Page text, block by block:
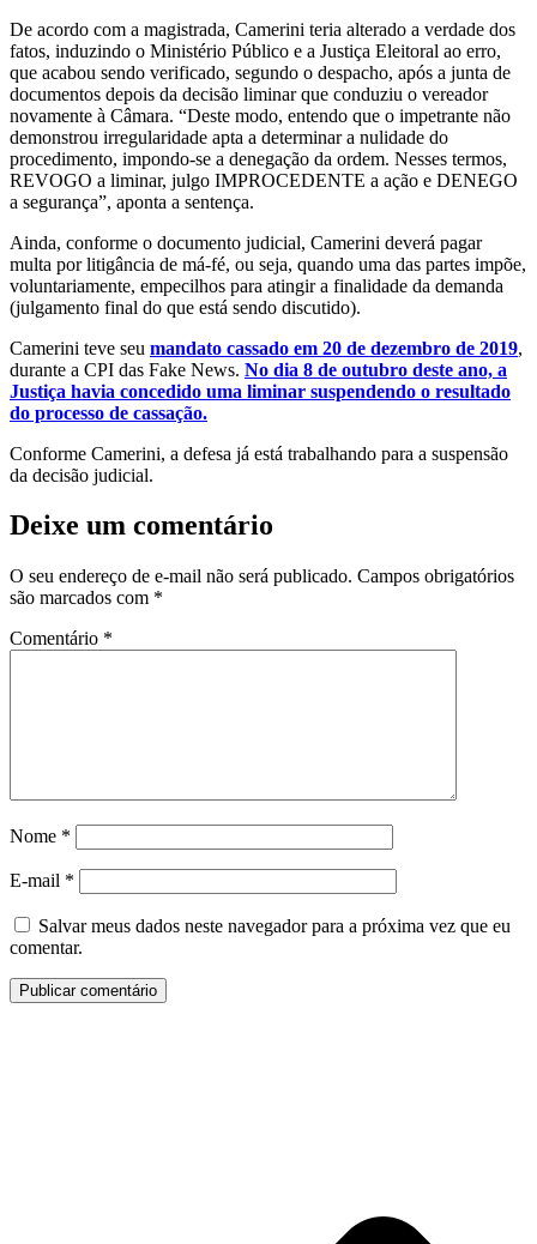
De acordo com a magistrada, Camerini teria alterado a verdade dos
fatos, induzindo o Ministério Público e a Justiça Eleitoral ao erro,
que acabou sendo verificado, segundo o despacho, após a junta de
documentos depois da decisão liminar que conduziu o vereador
novamente à Câmara. “Deste modo, entendo que o impetrante não
demonstrou irregularidade apta a determinar a nulidade do
procedimento, impondo-se a denegação da ordem. Nesses termos,
REVOGO a liminar, julgo IMPROCEDENTE a ação e DENEGO
a segurança”, aponta a sentença.
Ainda, conforme o documento judicial, Camerini deverá pagar
multa por litigância de má-fé, ou seja, quando uma das partes impõe,
voluntariamente, empecilhos para atingir a finalidade da demanda
(julgamento final do que está sendo discutido).
Camerini teve seu mandato cassado em 20 de dezembro de 2019,
durante a CPI das Fake News. No dia 8 de outubro deste ano, a
Justiça havia concedido uma liminar suspendendo o resultado
do processo de cassação.
Conforme Camerini, a defesa já está trabalhando para a suspensão
da decisão judicial.
Deixe um comentário
O seu endereço de e-mail não será publicado. Campos obrigatórios
são marcados com *
Comentário *
Nome *
E-mail *
Salvar meus dados neste navegador para a próxima vez que eu
comentar.